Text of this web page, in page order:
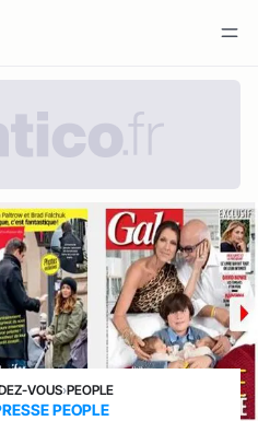
VOUS›PEOPLE
PEOPLE